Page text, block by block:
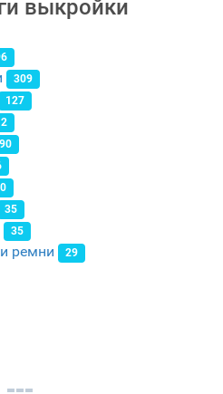
выкройки
309
127
90
35
35
ремни 29